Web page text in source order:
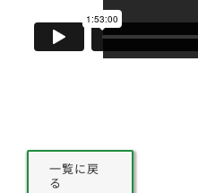
一覧に戻
る